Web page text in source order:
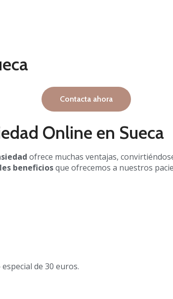
Contacta ahora
Online en Sueca
ofrece muchas ventajas,
beneficiosque ofrecemos a nuestros
de 30 euros.